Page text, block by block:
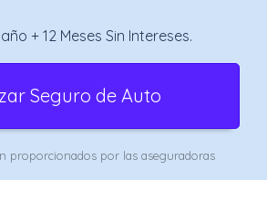
+ 12 Meses Sin Intereses.
Seguro de Auto
proporcionados por las aseguradoras